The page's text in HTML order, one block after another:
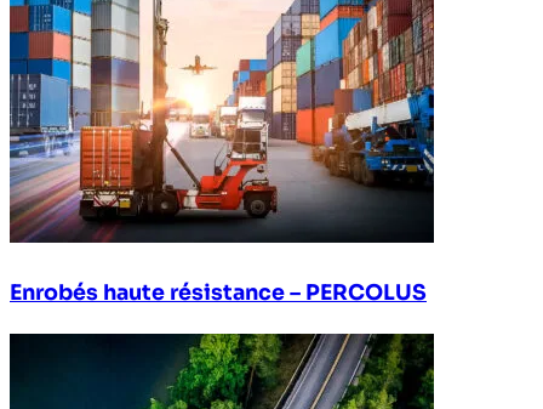
Enrobés haute résistance – PERCOLUS